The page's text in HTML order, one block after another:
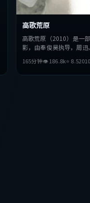
高歌荒原
高歌荒原（2010）是一
影，由奉俊昊执导，周
抉择，节奏张弛有度，适
整观看。
165分钟👁186.8k⭐ 8.52010